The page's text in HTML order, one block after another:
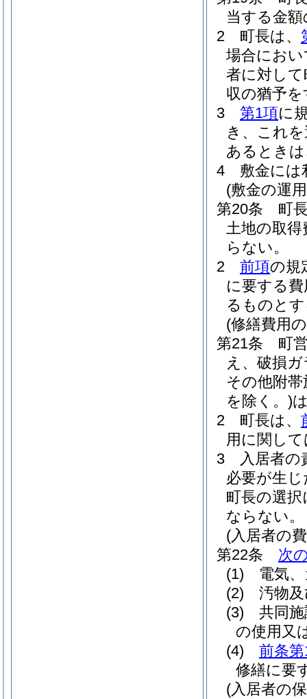
当する金
2
町長は、
場合にお
者に対し
収の猶予
3
第1項に
き、これ
あるとき
4
敷金には
(敷金の運
第20条
町
土地の取
らない。
2
前項の規
に要する
るものと
(修繕費用
第21条
町
え、破損
その他附
を除く。)
2
町長は、
用に関し
3
入居者
必要が生
町長の選
ならない。
(入居者の
第22条
次
(1)
電気
(2)
汚物
(3)
共同
の使用又
(4)
前条
修繕に要
(入居者の